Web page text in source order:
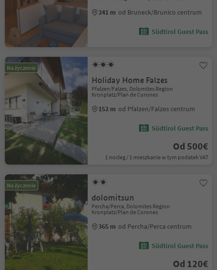
241 m od Bruneck/Brunico centrum
Südtirol Guest Pass
Na życzenie
Holiday Home Falzes
Pfalzen/Falzes, Dolomites Region
Kronplatz/Plan de Corones
152 m od Pfalzen/Falzes centrum
Südtirol Guest Pass
Od 500€
1 nocleg / 1 mieszkanie w tym podatek VAT
Na życzenie
dolomitsun
Percha/Perca, Dolomites Region
Kronplatz/Plan de Corones
365 m od Percha/Perca centrum
Südtirol Guest Pass
Od 120€